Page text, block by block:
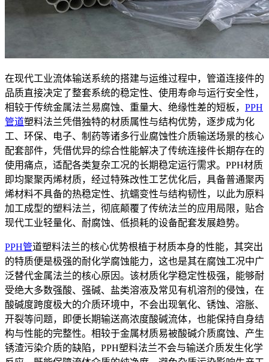
在现代工业流体输送系统的搭建与运维过程中，管道连接件的
品质直接决定了整套系统的稳定性、使用寿命与运行安全性，
相较于传统金属法兰易腐蚀、重量大、绝缘性差的短板， PPH
管道塑料法兰凭借独特的材质属性与结构优势，逐步成为化
工、环保、电子、制药等诸多行业腐蚀性介质输送场景的核心
配套部件，凭借优异的综合性能解决了传统连接件长期存在的
使用痛点，适配各类复杂工况的长期稳定运行需求。PPH材质
即均聚聚丙烯材质，经过特殊改性工艺优化后，具备普通聚丙
烯材料不具备的热稳定性、抗蠕变性与结构韧性，以此为原料
加工成型的塑料法兰，彻底颠覆了传统法兰的应用局限，贴合
现代工业轻量化、耐腐蚀、低损耗的设备配套发展趋势。
PPH管道塑料法兰的核心优势根植于材质本身的性能，其突出
的特质便是极强的耐化学腐蚀能力，这也是其在腐蚀工况中广
泛替代金属法兰的核心原因。该材质化学稳定性极强，能够耐
受绝大多数强酸、强碱、盐类溶液及常见有机溶剂的侵蚀，在
酸碱度跨度极大的介质环境中，不会出现氧化、锈蚀、溶胀、
开裂等问题，即便长期输送高浓度酸碱流体，也能保持自身结
构与性能的完整性。相较于金属材质易被酸碱介质腐蚀、产生
锈渣污染介质的缺陷，PPH塑料法兰不会与输送介质发生化学